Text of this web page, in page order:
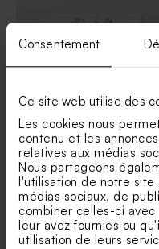
Consentement
Ce site web utilise des
Les cookies nous
contenu et les
relatives aux médias
Nous partageons
l'utilisation de notre
médias sociaux, de
combiner celles-ci
leur avez fournies ou
utilisation de leurs
Savon artisanal mariage
rose clair - gravure
- hibiscus
Sticker tube à bulles
mariage couronne